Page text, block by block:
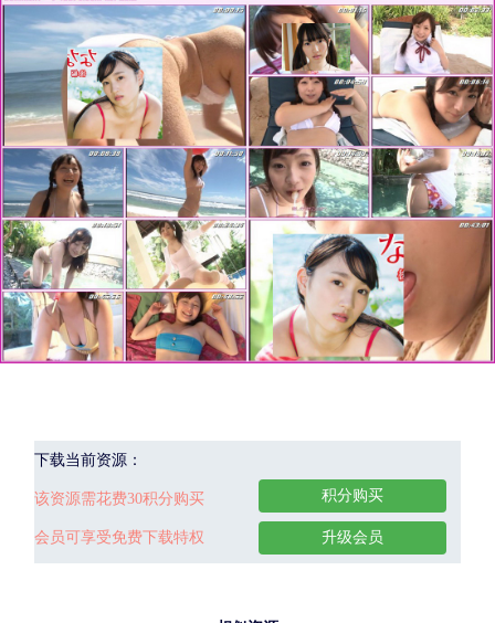
下载当前资源：
该资源需花费30积分购买
会员可享受免费下载特权
积分购买
升级会员